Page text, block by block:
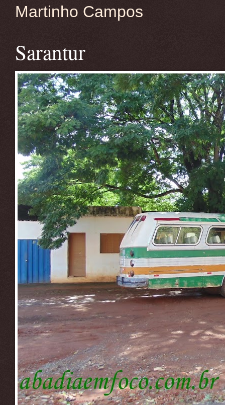
Martinho Campos
Sarantur